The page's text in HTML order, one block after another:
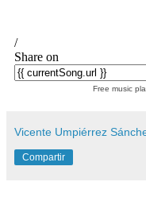
Free music
Vicente Umpiérrez
Compartir